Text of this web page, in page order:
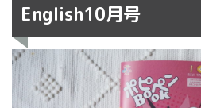
English10月号